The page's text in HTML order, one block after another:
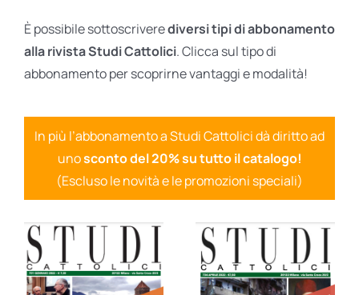
È possibile sottoscriverediversi tipi di abbonamento
alla rivista Studi Cattolici. Clicca sul tipo di
abbonamento per scoprirne vantaggi e modalità!
In più l’abbonamento a Studi Cattolici dà diritto ad
unosconto del 20% su tutto il catalogo!
(Escluso le novità e le promozioni speciali)